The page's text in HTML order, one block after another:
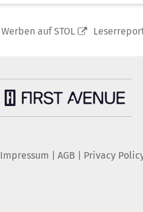
Werben auf STOL
Impressum AGB Privacy